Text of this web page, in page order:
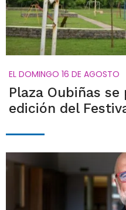
EL DOMINGO 16 DE AGOSTO
Plaza Oubiñas
edición del